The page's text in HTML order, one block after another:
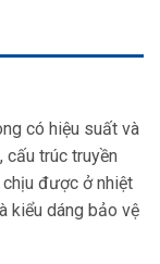
có hiệu suất và
trúc truyền
được ở nhiệt
kiểu dáng bảo vệ